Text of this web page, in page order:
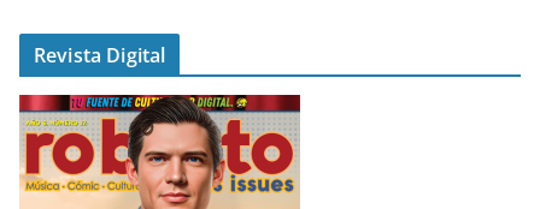
Revista Digital